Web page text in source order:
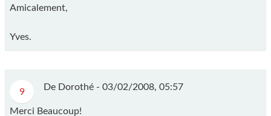
Amicalement,
Yves.
9 De Dorothé - 03/02/2008, 05:57
Merci Beaucoup!